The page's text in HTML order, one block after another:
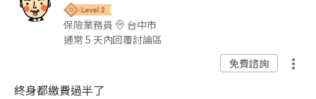
保險業務員
台中市
通常 5 天內回覆討論區
免費諮詢
終身都繳費過半了